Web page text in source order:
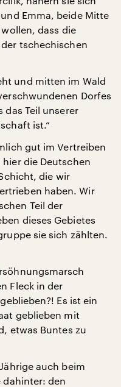
Emma, beide Mitte
dass die
tschechischen
und mitten im Wald
Dorfes
das Teil unserer
ist.“
gut im Vertreiben
die Deutschen
die wir
haben. Wir
Teil der
dieses Gebietes
sie sich zählten.
Fleck in der
Es ist ein
geblieben mit
etwas Buntes zu
auch beim
dahinter: den